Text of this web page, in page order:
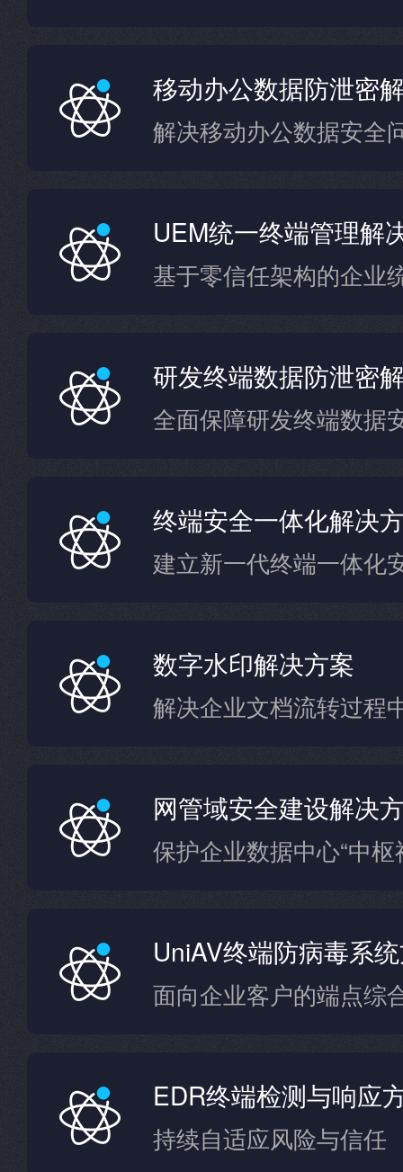
移动办公数据防泄密
解决移动办公数据安全
UEM统一终端管理解
基于零信任架构的企业
研发终端数据防泄密
全面保障研发终端数据
终端安全一体化解决
建立新一代终端一体化
数字水印解决方案
解决企业文档流转过程
网管域安全建设解决
保护企业数据中心“中
UniAV终端防病毒系
面向企业客户的端点综
EDR终端检测与响应
持续自适应风险与信任